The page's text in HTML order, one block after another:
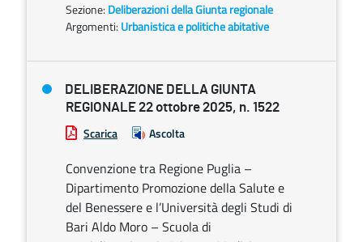
Sezione: Deliberazioni della Giunta regionale
Argomenti: Urbanistica e politiche abitative
DELIBERAZIONE DELLA GIUNTA
REGIONALE 22 ottobre 2025, n. 1522
Scarica Ascolta
Convenzione tra Regione Puglia –
Dipartimento Promozione della Salute e
del Benessere e l’Università degli Studi di
Bari Aldo Moro – Scuola di